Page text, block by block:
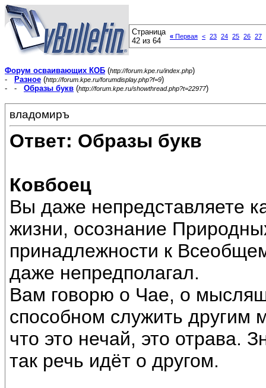
Страница
42 из 64
« Первая < 23 24 25 26 27
Форум осваивающих КОБ (http://forum.kpe.ru/index.php)
-
Разное (http://forum.kpe.ru/forumdisplay.php?f=9)
- - Образы букв (http://forum.kpe.ru/showthread.php?t=22977)
владомиръ
Ответ: Образы букв
Ковбоец
Вы даже непредставляете
жизни, осознание
принадлежности к
даже непредполагал.
Вам говорю о Чае, о
способном служить
что это нечай, это отрава.
так речь идёт о другом.